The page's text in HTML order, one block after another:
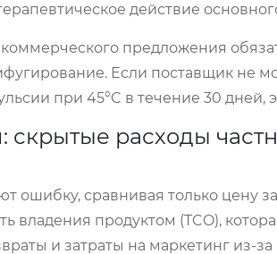
действие
предложения
Если поставщик не
при 45°C в течение 30 дней,
скрытые расходы
ошибку, сравнивая только цену
владения продуктом (TCO),
и затраты на маркетинг из-